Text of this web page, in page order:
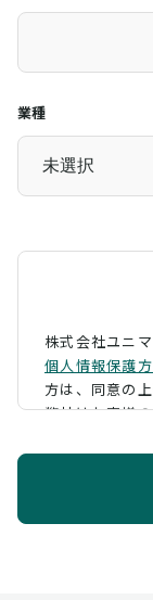
業種
株式会社ユニ
個人情報保護
方は、同意の
弊社はお客様
ように定め、